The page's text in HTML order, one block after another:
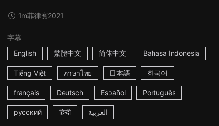
1m菲律賓2021
字幕
English
繁體中文 简体中文 Bahasa Indonesia
Tiếng Việt ภาษาไทย 日本語 한국어
français Deutsch Español Português
русский हिन्दी العربية